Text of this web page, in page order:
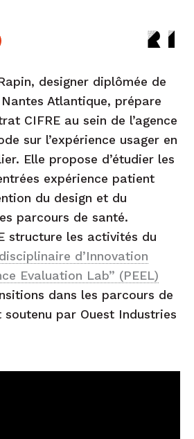
designer diplômée de
Nantes Atlantique, prépare
CIFRE au sein de l’agence
sur l’expérience usager en
Elle propose d’étudier les
expérience patient
du design et du
parcours de santé.
structure les activités du
d’Innovation
Evaluation Lab” (PEEL)
dans les parcours de
par Ouest Industries